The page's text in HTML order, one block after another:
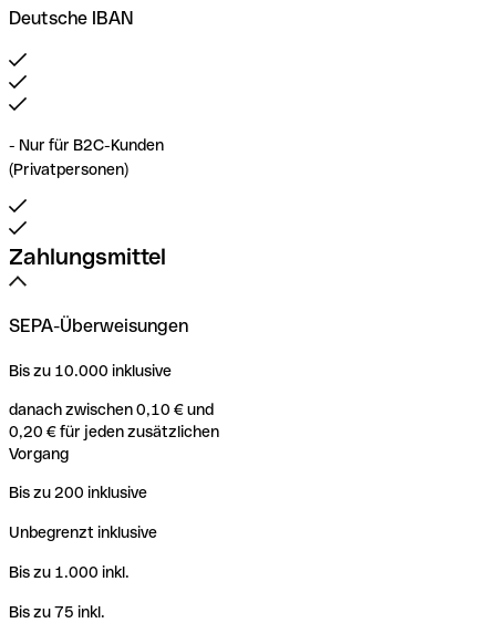
Deutsche IBAN
- Nur für B2C-Kunden
(Privatpersonen)
Zahlungsmittel
SEPA-Überweisungen
Bis zu 10.000 inklusive
danach zwischen 0,10 € und
0,20 € für jeden zusätzlichen
Vorgang
Bis zu 200 inklusive
Unbegrenzt inklusive
Bis zu 1.000 inkl.
Bis zu 75 inkl.